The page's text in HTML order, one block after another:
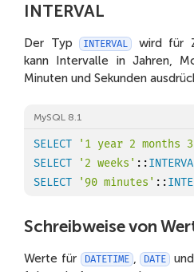
INTERVAL
Der Typ INTERVAL
wird für
kann Intervalle in Jahren,
Minuten und Sekunden
MySQL 8.1
SELECT
'1 year 2 months
SELECT
'2 weeks' ::
SELECT
'90 minutes' ::
Schreibweise von
Werte für DATETIME , DATE und